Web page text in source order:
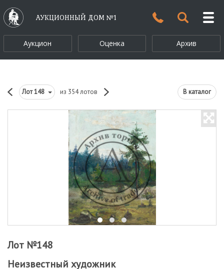
АУКЦИОННЫЙ ДОМ №1
Аукцион Оценка Архив
Лот148 из 354 лотов В каталог
Лот №148
Неизвестный художник